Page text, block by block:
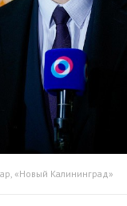
«Новый Калининград»